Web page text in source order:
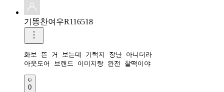
기똥찬여우R116518
화보 뜬 거 보는데 기럭지 장난 아니더라
아웃도어 브랜드 이미지랑 완전 찰떡이야
0